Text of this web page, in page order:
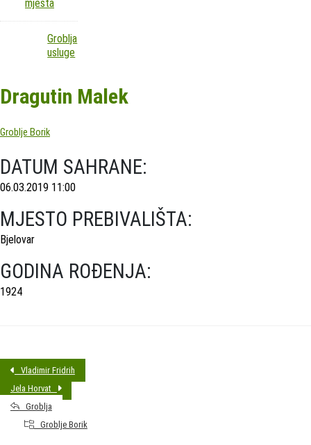
mjesta
Groblja
usluge
Dragutin Malek
Groblje Borik
DATUM SAHRANE:
06.03.2019 11:00
MJESTO PREBIVALIŠTA:
Bjelovar
GODINA ROĐENJA:
1924
Vladimir Fridrih
Jela Horvat
Groblja
Groblje Borik